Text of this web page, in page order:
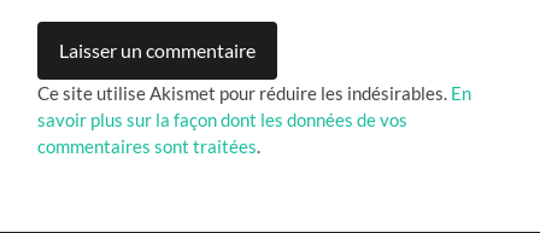
Ce site utilise Akismet pour réduire les indésirables. En
savoir plus sur la façon dont les données de vos
commentaires sont traitées.